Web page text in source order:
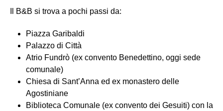
Il B&B si trova a pochi passi da:
Piazza Garibaldi
Palazzo di Città
Atrio Fundrò (ex convento Benedettino, oggi sede
comunale)
Chiesa di Sant’Anna ed ex monastero delle
Agostiniane
Biblioteca Comunale (ex convento dei Gesuiti) con la